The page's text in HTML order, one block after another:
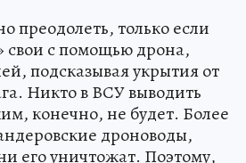
преодолеть, только если
свои с помощью дрона,
подсказывая укрытия от
Никто в ВСУ выводить
конечно, не будет. Более
дроноводы,
его уничтожат. Поэтому,